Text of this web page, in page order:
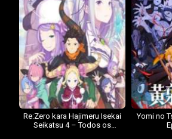
Re:Zero kara Hajimeru Isekai
Seikatsu 4 – Todos os
Yomi no